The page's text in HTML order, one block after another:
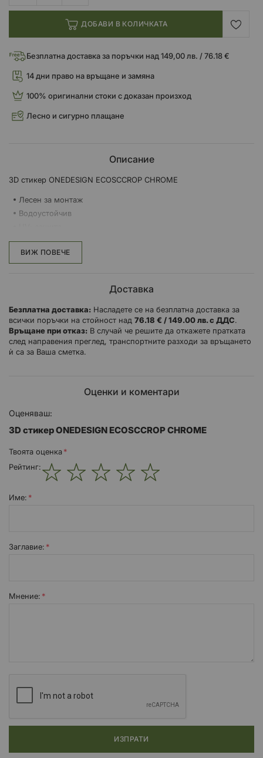
ДОБАВИ В КОЛИЧКАТА
Безплатна доставка за поръчки над 149,00 лв. / 76.18 €
14 дни право на връщане и замяна
100% оригинални стоки с доказан произход
Лесно и сигурно плащане
Описание
3D стикер ONEDESIGN ECOSCCROP CHROME
Лесен за монтаж
Водоустойчив
Размери:80 x 42 мм
ВИЖ ПОВЕЧЕ
Доставка
Безплатна доставка: Насладете се на безплатна доставка за
всички поръчки на стойност над 76.18 € / 149.00 лв. с ДДС.
Връщане при отказ: В случай че решите да откажете пратката
след направения преглед, транспортните разходи за връщането
ѝ са за Ваша сметка.
Оценки и коментари
Оценяваш:
3D стикер ONEDESIGN ECOSCCROP CHROME
Твоята оценка
Рейтинг:
Име:
Заглавиe:
Мнение:
ИЗПРАТИ